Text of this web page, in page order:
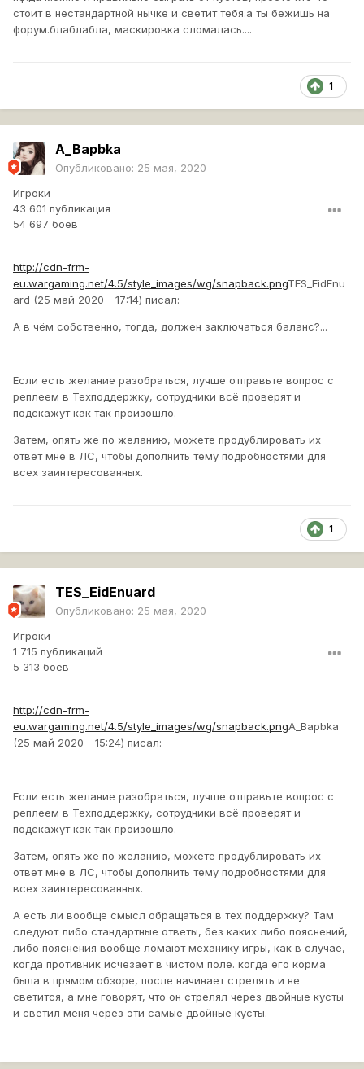
стоит в нестандартной нычке и светит тебя.а ты бежишь на
форум.блаблабла, маскировка сломалась....
1
A_Bapbka
Опубликовано: 25 мая, 2020
Игроки
43 601 публикация
54 697 боёв
http://cdn-frm-
eu.wargaming.net/4.5/style_images/wg/snapback.pngTES_EidEnu
ard (25 май 2020 - 17:14) писал:
А в чём собственно, тогда, должен заключаться баланс?...
Если есть желание разобраться, лучше отправьте вопрос с
реплеем в Техподдержку, сотрудники всё проверят и
подскажут как так произошло.
Затем, опять же по желанию, можете продублировать их
ответ мне в ЛС, чтобы дополнить тему подробностями для
всех заинтересованных.
1
TES_EidEnuard
Опубликовано: 25 мая, 2020
Игроки
1 715 публикаций
5 313 боёв
http://cdn-frm-
eu.wargaming.net/4.5/style_images/wg/snapback.pngA_Bapbka
(25 май 2020 - 15:24) писал:
Если есть желание разобраться, лучше отправьте вопрос с
реплеем в Техподдержку, сотрудники всё проверят и
подскажут как так произошло.
Затем, опять же по желанию, можете продублировать их
ответ мне в ЛС, чтобы дополнить тему подробностями для
всех заинтересованных.
А есть ли вообще смысл обращаться в тех поддержку? Там
следуют либо стандартные ответы, без каких либо пояснений,
либо пояснения вообще ломают механику игры, как в случае,
когда противник исчезает в чистом поле. когда его корма
была в прямом обзоре, после начинает стрелять и не
светится, а мне говорят, что он стрелял через двойные кусты
и светил меня через эти самые двойные кусты.